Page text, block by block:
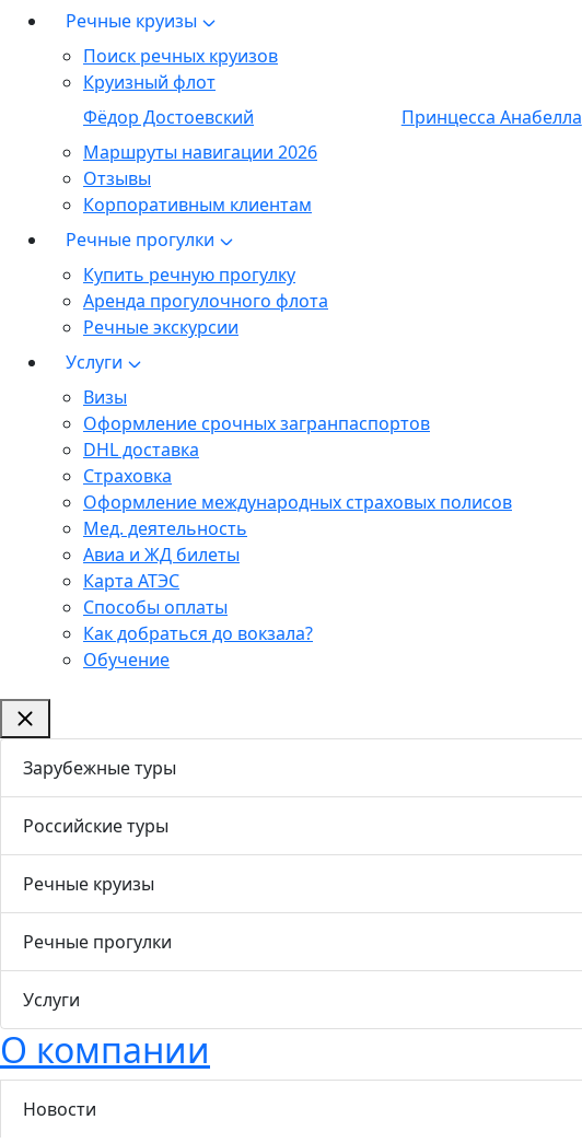
Речные круизы
Поиск речных круизов
Круизный флот
Фёдор Достоевский
Принцесса Анабелла
Маршруты навигации 2026
Отзывы
Корпоративным клиентам
Речные прогулки
Купить речную прогулку
Аренда прогулочного флота
Речные экскурсии
Услуги
Визы
Оформление срочных загранпаспортов
DHL доставка
Страховка
Оформление международных страховых полисов
Мед. деятельность
Авиа и ЖД билеты
Карта АТЭС
Способы оплаты
Как добраться до вокзала?
Обучение
Зарубежные туры
Российские туры
Речные круизы
Речные прогулки
Услуги
О компании
Новости